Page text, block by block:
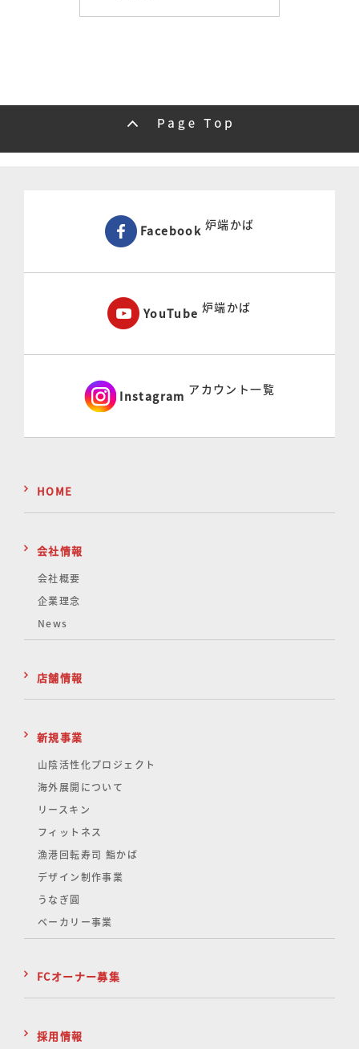
Facebook 炉端かば
YouTube 炉端かば
Instagram アカウント一覧
HOME
会社情報
会社概要
企業理念
News
店舗情報
新規事業
山陰活性化プロジェクト
海外展開について
リースキン
フィットネス
漁港回転寿司 鮨かば
デザイン制作事業
うなぎ圓
ベーカリー事業
FCオーナー募集
採用情報